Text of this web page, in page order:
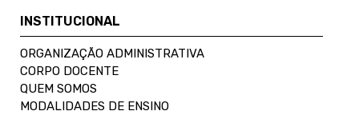
INSTITUCIONAL
ORGANIZAÇÃO ADMINISTRATIVA
CORPO DOCENTE
QUEM SOMOS
MODALIDADES DE ENSINO